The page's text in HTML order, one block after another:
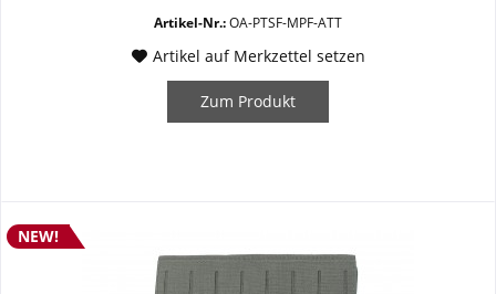
Artikel-Nr.:OA-PTSF-MPF-ATT
Artikel auf Merkzettel setzen
Zum Produkt
NEW!